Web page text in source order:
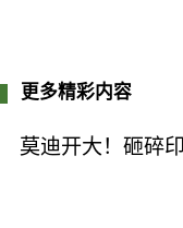
更多精彩内容
莫迪开大！砸碎